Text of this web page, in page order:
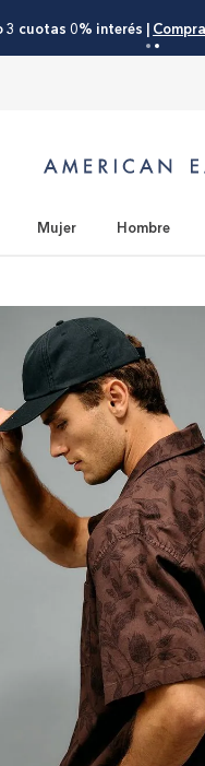
cuotas 0% interés |
Mujer Hombre